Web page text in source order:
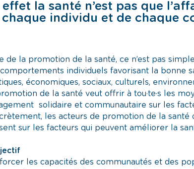
effet la santé n’est pas que
chaque individu et de chaque
de la promotion de la santé, ce n’est pas
individuels favorisant la bonne
économiques, sociaux, culturels,
de la santé veut offrir à tou·te·s les
solidaire et communautaire sur les
les acteurs de promotion de la santé
sur les facteurs qui peuvent améliorer la
les capacités des communautés et des